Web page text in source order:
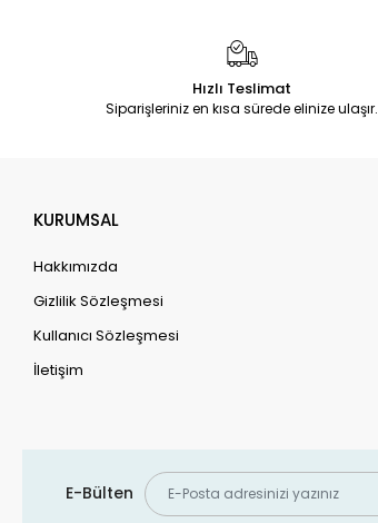
Hızlı Teslimat
Siparişleriniz en kısa sürede elinize ulaşır.
KURUMSAL
Hakkımızda
Gizlilik Sözleşmesi
Kullanıcı Sözleşmesi
İletişim
E-Bülten